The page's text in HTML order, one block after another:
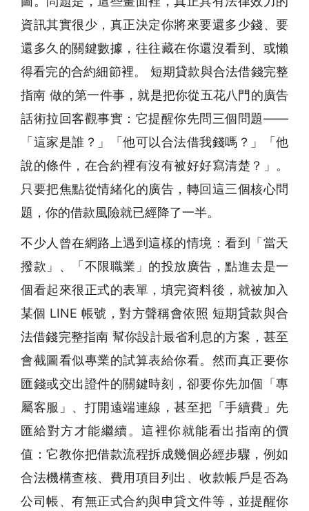
資訊其實很少，真正決定你將來要還多少錢、要
還多久的關鍵數據，往往藏在你還沒看到、或懶
得看完的合約細節裡。 短期貸款與合法借錢完整
指南 做的第一件事，就是把你從五花八門的廣告
話術拉回客觀事實：它提醒你先問三個問題——
「這家是誰？」「他可以合法借我錢嗎？」「他
說的條件，在合約裡有沒有被好好寫清楚？」。
只要把焦點從情緒化的廣告，轉回這三個核心問
題，你的借款風險就已經降了一半。
不少人曾在網路上遇到這樣的情境：看到「當天
撥款」、「不限職業」的投放廣告，點進去是一
個看起來很正式的表單，填完資料後，就被加入
某個 LINE 帳號，對方聲稱會依照 短期貸款與合
法借錢完整指南 幫你設計最省利息的方案，甚至
會截圖看似專業的試算表給你看。然而真正要你
匯錢或交出證件的關鍵時刻，卻要你先加個「專
屬客服」、打開遠端連線，甚至把「手續費」先
匯給對方才能繼續。這裡你就能看出指南的價
值：它教你把借款流程拆成幾個必經步驟，例如
合法機構查核、費用項目列出、收款帳戶是否為
公司帳、有無正式合約與申貸文件等，並提醒你